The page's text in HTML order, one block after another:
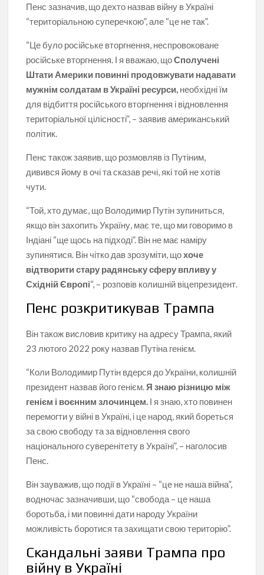
Пенс зазначив, що дехто назвав війну в Україні
“територіальною суперечкою”, але “це не так”.
“Це було російське вторгнення, неспровоковане
російське вторгнення. І я вважаю, щоСполучені
Штати Америки повинні продовжувати надавати
мужнім солдатам в Україні ресурси, необхідні їм
для відбиття російського вторгнення і відновлення
територіальної цілісності”, – заявив американський
політик.
Пенс також заявив, що розмовляв із Путіним,
дивився йому в очі та сказав речі, які той не хотів
чути.
“Той, хто думає, що Володимир Путін зупиниться,
якщо він захопить Україну, має те, що ми говоримо в
Індіані “ще щось на підході”. Він не має наміру
зупинятися. Він чітко дав зрозуміти, щохоче
відтворити стару радянську сферу впливу у
Східній Європі“, – розповів колишній віцепрезидент.
Пенс розкритикував Трампа
Він також висловив критику на адресу Трампа, який
23 лютого 2022 року назвав Путіна генієм.
“Коли Володимир Путін вдерся до України, колишній
президент назвав його генієм.Я знаю різницю між
генієм і воєнним злочинцем. І я знаю, хто повинен
перемогти у війні в Україні, і це народ, який бореться
за свою свободу та за відновлення свого
національного суверенітету в Україні”, – наголосив
Пенс.
Він зауважив, що події в Україні – “це не наша війна”,
водночас зазначивши, що “свобода – це наша
боротьба, і ми повинні дати народу України
можливість боротися та захищати свою територію”.
Скандальні заяви Трампа про
війну в Україні